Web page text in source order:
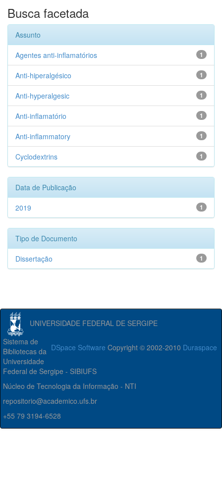
Busca facetada
Assunto
1
Agentes anti-inflamatórios
1
Anti-hiperalgésico
1
Anti-hyperalgesic
1
Anti-inflamatório
1
Anti-inflammatory
1
Cyclodextrins
Data de Publicação
1
2019
Tipo de Documento
1
Dissertação
UNIVERSIDADE FEDERAL DE SERGIPE
DSpace Software Copyright © 2002-2010 Duraspace
Sistema de
Bibliotecas da
Universidade
Federal de Sergipe - SIBIUFS
Núcleo de Tecnologia da Informação - NTI
repositorio@academico.ufs.br
+55 79 3194-6528